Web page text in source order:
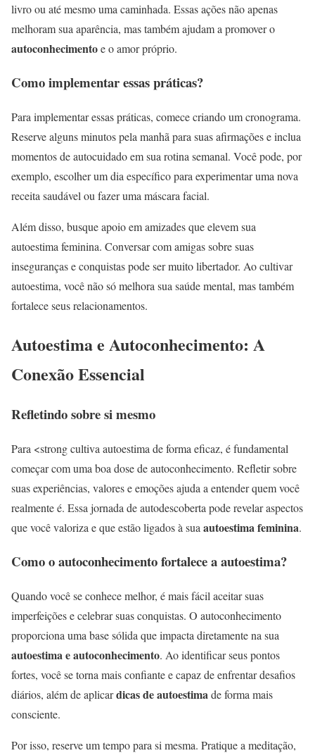
livro ou até mesmo uma caminhada. Essas ações não apenas
melhoram sua aparência, mas também ajudam a promover o
autoconhecimentoe o amor próprio.
Como implementar essas práticas?
Para implementar essas práticas, comece criando um cronograma.
Reserve alguns minutos pela manhã para suas afirmações e inclua
momentos de autocuidado em sua rotina semanal. Você pode, por
exemplo, escolher um dia específico para experimentar uma nova
receita saudável ou fazer uma máscara facial.
Além disso, busque apoio em amizades que elevem sua
autoestima feminina. Conversar com amigas sobre suas
inseguranças e conquistas pode ser muito libertador. Ao cultivar
autoestima, você não só melhora sua saúde mental, mas também
fortalece seus relacionamentos.
Autoestima e Autoconhecimento: A
Conexão Essencial
Refletindo sobre si mesmo
Para <strong cultiva autoestima de forma eficaz, é fundamental
começar com uma boa dose de autoconhecimento. Refletir sobre
suas experiências, valores e emoções ajuda a entender quem você
realmente é. Essa jornada de autodescoberta pode revelar aspectos
que você valoriza e que estão ligados à sua autoestima feminina.
Como o autoconhecimento fortalece a autoestima?
Quando você se conhece melhor, é mais fácil aceitar suas
imperfeições e celebrar suas conquistas. O autoconhecimento
proporciona uma base sólida que impacta diretamente na sua
autoestima e autoconhecimento. Ao identificar seus pontos
fortes, você se torna mais confiante e capaz de enfrentar desafios
diários, além de aplicardicas de autoestimade forma mais
consciente.
Por isso, reserve um tempo para si mesma. Pratique a meditação,